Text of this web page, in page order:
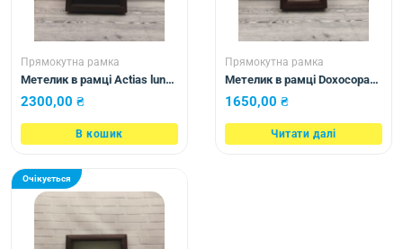
Прямокутна рамка
Метелик в рамці Actias luna
f
2300,00 ₴
В кошик
Прямокутна рамка
Метелик в рамці Doxocopa
cherrubina
1650,00 ₴
Читати далі
Очікується